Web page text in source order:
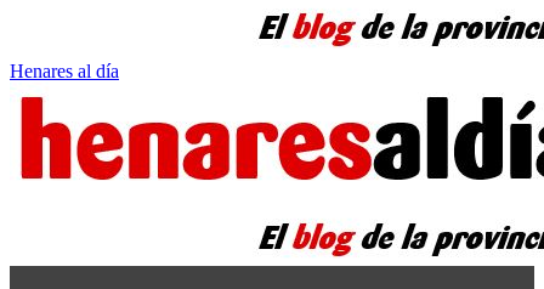
Henares al día